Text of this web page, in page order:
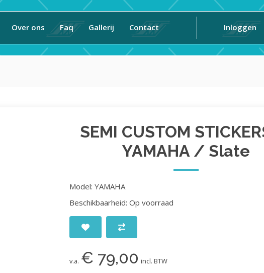
Over ons Faq Gallerij Contact Inloggen
SEMI CUSTOM
YAMAHA / Slate
Model: YAMAHA
Beschikbaarheid: Op voorraad
v.a. € 79,00 incl. BTW